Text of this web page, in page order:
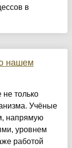
в
нашем
только
Учёные
напрямую
уровнем
работой